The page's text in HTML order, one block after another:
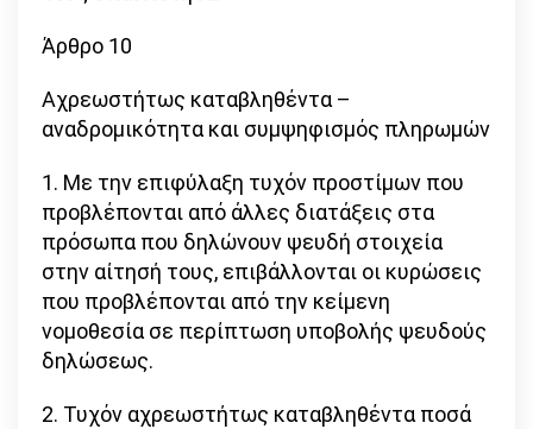
Άρθρο 10
Αχρεωστήτως καταβληθέντα –
αναδρομικότητα και συμψηφισμός πληρωμών
1. Με την επιφύλαξη τυχόν προστίμων που
προβλέπονται από άλλες διατάξεις στα
πρόσωπα που δηλώνουν ψευδή στοιχεία
στην αίτησή τους, επιβάλλονται οι κυρώσεις
που προβλέπονται από την κείμενη
νομοθεσία σε περίπτωση υποβολής ψευδούς
δηλώσεως.
2. Τυχόν αχρεωστήτως καταβληθέντα ποσά